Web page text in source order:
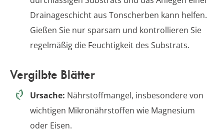
Drainageschicht aus Tonscherben kann helfen.
Gießen Sie nur sparsam und kontrollieren Sie
regelmäßig die Feuchtigkeit des Substrats.
Vergilbte Blätter
Ursache: Nährstoffmangel, insbesondere von
wichtigen Mikronährstoffen wie Magnesium
oder Eisen.